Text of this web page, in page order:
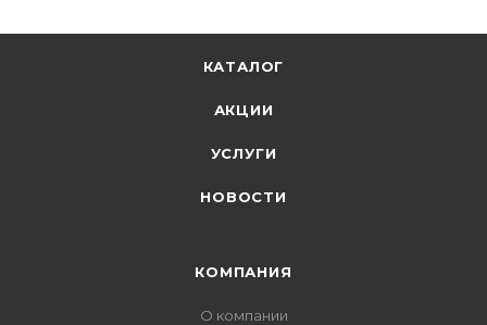
КАТАЛОГ
АКЦИИ
УСЛУГИ
НОВОСТИ
КОМПАНИЯ
О компании